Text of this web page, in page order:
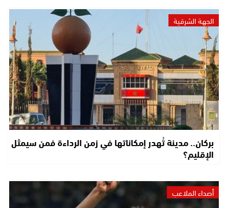
الجهة الشرقية
بركان.. مدينة تُهدر إمكاناتها في زمن الرداءة فمن سيمثل
الإقليم؟
أصداء الملاعب